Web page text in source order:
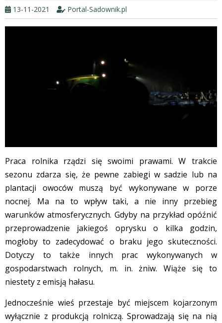
13-11-2021 Portal-Sadownik.pl
Praca rolnika rządzi się swoimi prawami. W trakcie
sezonu zdarza się, że pewne zabiegi w sadzie lub na
plantacji owoców muszą być wykonywane w porze
nocnej. Ma na to wpływ taki, a nie inny przebieg
warunków atmosferycznych. Gdyby na przykład opóźnić
przeprowadzenie jakiegoś oprysku o kilka godzin,
mogłoby to zadecydować o braku jego skuteczności.
Dotyczy to także innych prac wykonywanych w
gospodarstwach rolnych, m. in. żniw. Wiąże się to
niestety z emisją hałasu.
Jednocześnie wieś przestaje być miejscem kojarzonym
wyłącznie z produkcją rolniczą. Sprowadzają się na nią